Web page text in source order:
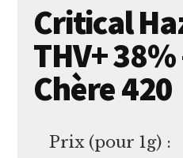
Critical
THV+ 38%
Chère 420
Prix (pour 1g) :